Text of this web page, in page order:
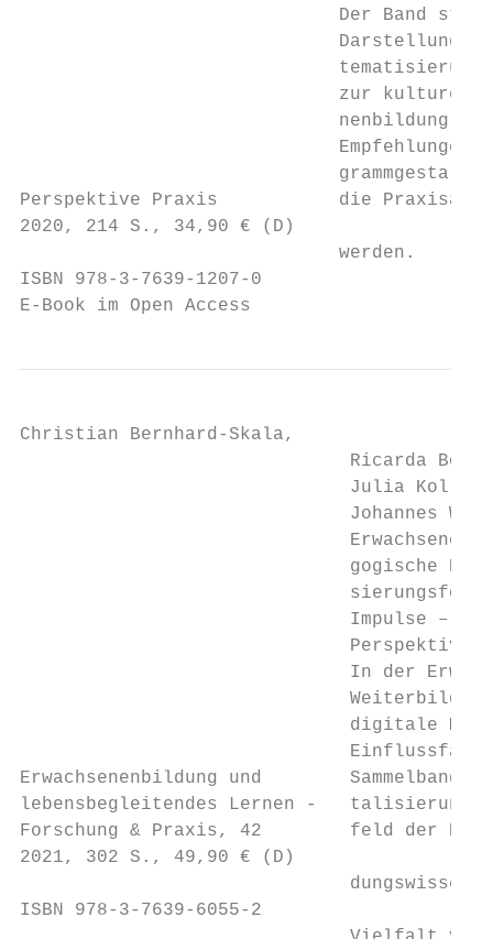
Der Band
tematisierung
zur
nenbildung
Empfehlungen
Perspektive Praxis           die
2020, 214 S., 34,90 € (D)
                             werden.
ISBN 978-3-7639-1207-0
E-Book im Open Access
Christian Bernhard-Skala,
Ricarda
Julia
Johannes
gogische
Impulse –
                              Perspektiven
In der
digitale
Erwachsenenbildung und        Sammelband
lebensbegleitendes Lernen -   talisierung
Forschung & Praxis, 42        feld der
2021, 302 S., 49,90 € (D)
ISBN 978-3-7639-6055-2